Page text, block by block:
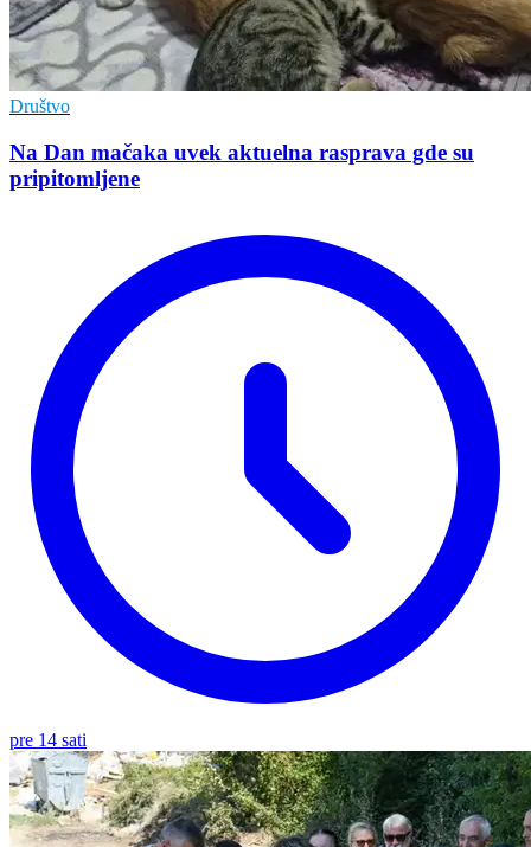
Društvo
Na Dan mačaka uvek aktuelna rasprava gde su
pripitomljene
pre 14 sati